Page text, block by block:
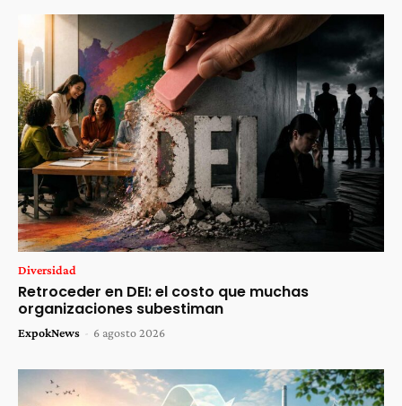
Diversidad
Retroceder en DEI: el costo que muchas
organizaciones subestiman
ExpokNews - 6 agosto 2026